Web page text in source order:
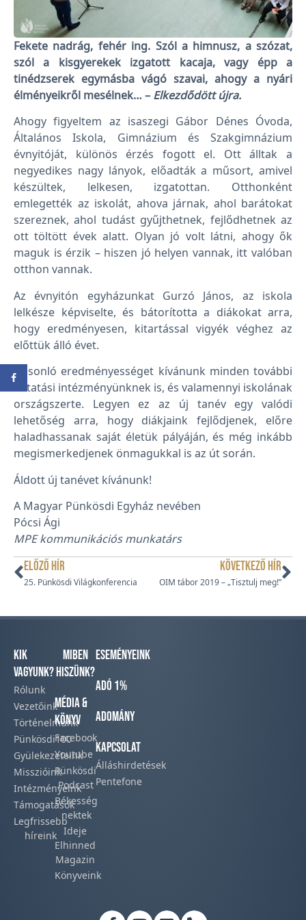
Fekete nadrág, fehér ing. Szól a himnusz, a szózat,
szól a kisgyerekek izgatott kacaja, vagy épp a
tinédzserek egymásba vágó szavai, ahogy a nyári
élményeikről mesélnek… – Elkezdődött újra.
Ahogy figyeltem az isaszegi Gábor Dénes Óvoda,
Általános Iskola, Gimnázium és Szakgimnázium
évnyitóját, különös érzés fogott el. Ott álltak a
negyedikes nagy lányok, előadták a műsort, amivel
készültek, lelkesen, izgatottan. Otthonként
emlegették az iskolát, ahova járnak, ahol barátokat
szereznek, ahol tudást gyűjthetnek, fejlődhetnek az
ott töltött évek alatt. Olyan jó volt látni, ahogy ők
maguk is érzik – hiszen jó helyen vannak, itt valóban
otthon vannak.
Az évnyitón egyházunkat Gurzó János, az iskola
lelkésze képviselte, és bátorította a diákokat arra,
hogy eredményesen, kitartással vigyék véghez az
előttük álló évet.
Hasonló eredményességet kívánunk minden további
oktatási intézményünknek is, és valamennyi iskolának
országszerte. Legyen ez az új tanév egy valódi
lehetőség arra, hogy diákjaink fejlődjenek, előre
haladhassanak saját életük pályáján, és még inkább
megismerkedjenek önmagukkal is az út során.
Áldott új tanévet kívánunk!
A Magyar Pünkösdi Egyház nevében
Pócsi Ági
MPE kommunikációs munkatárs
ELŐZŐ HÍR
25. Pünkösdi Világkonferencia
KÖVETKEZŐ HÍR
OIM tábor 2019 – „Tisztulj meg!”
Kik
vagyunk?
Rólunk
Vezetőink
Történelmünk​
Pünkösdi100
Gyülekezeteink​
Misszióink​
Intézményeink
Támogatások
Legfrissebb
híreink​
Miben
hiszünk?
Média &
Könyv
Facebook​
Youtube
Pünkösdi
Podcast​
Békesség
nektek
Ideje
Elhinned
Magazin
Könyveink
Eseményeink
Adó 1%
Adomány
Kapcsolat
Álláshirdetések
Pentefone